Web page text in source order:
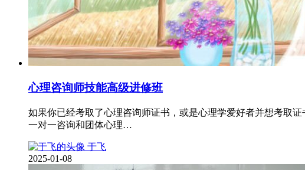
心理咨询师技能高级进修班
如果你已经考取了心理咨询师证书，或是心理学爱好者并想考取
一对一咨询和团体心理…
于飞
2025-01-08